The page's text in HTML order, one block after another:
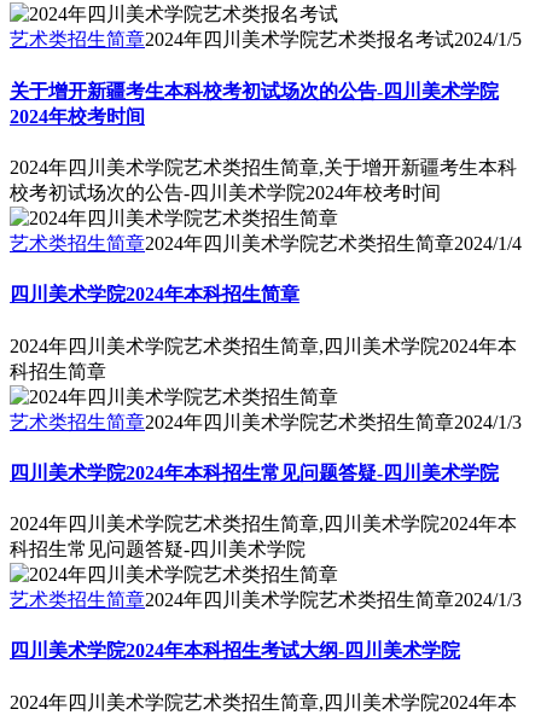
艺术类招生简章2024年四川美术学院艺术类报名考试2024/1/5
关于增开新疆考生本科校考初试场次的公告-四川美术学院
2024年校考时间
2024年四川美术学院艺术类招生简章,关于增开新疆考生本科
校考初试场次的公告-四川美术学院2024年校考时间
艺术类招生简章2024年四川美术学院艺术类招生简章2024/1/4
四川美术学院2024年本科招生简章
2024年四川美术学院艺术类招生简章,四川美术学院2024年本
科招生简章
艺术类招生简章2024年四川美术学院艺术类招生简章2024/1/3
四川美术学院2024年本科招生常见问题答疑-四川美术学院
2024年四川美术学院艺术类招生简章,四川美术学院2024年本
科招生常见问题答疑-四川美术学院
艺术类招生简章2024年四川美术学院艺术类招生简章2024/1/3
四川美术学院2024年本科招生考试大纲-四川美术学院
2024年四川美术学院艺术类招生简章,四川美术学院2024年本